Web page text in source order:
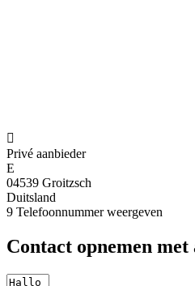

Privé aanbieder
E
04539 Groitzsch
Duitsland
9 Telefoonnummer weergeven
Contact opnemen met